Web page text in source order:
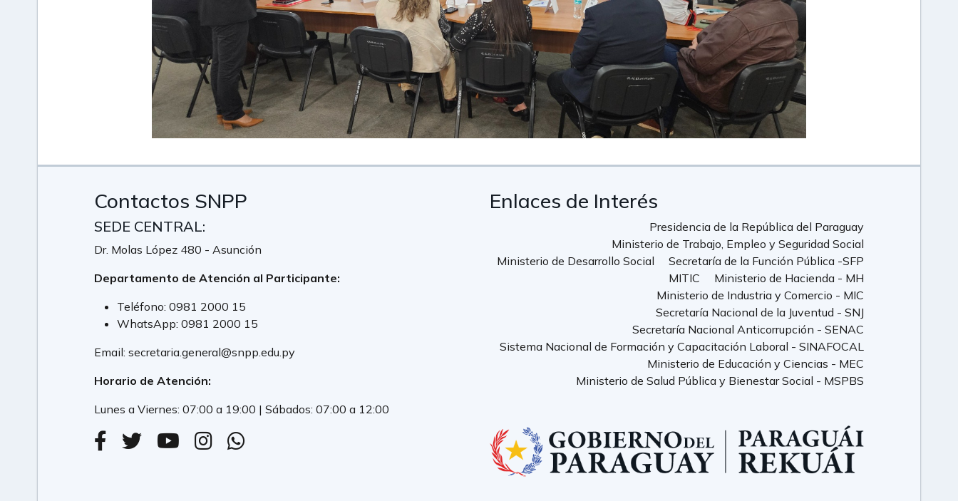
Contactos SNPP
SEDE CENTRAL:
Dr. Molas López 480 - Asunción
Departamento de Atención al Participante:
Teléfono: 0981 2000 15
WhatsApp: 0981 2000 15
Email: secretaria.general@snpp.edu.py
Horario de Atención:
Lunes a Viernes: 07:00 a 19:00 | Sábados: 07:00 a 12:00
Enlaces de Interés
Presidencia de la República del Paraguay
Ministerio de Trabajo, Empleo y Seguridad Social
Ministerio de Desarrollo Social
Secretaría de la Función Pública -SFP
MITIC
Ministerio de Hacienda - MH
Ministerio de Industria y Comercio - MIC
Secretaría Nacional de la Juventud - SNJ
Secretaría Nacional Anticorrupción - SENAC
Sistema Nacional de Formación y Capacitación Laboral - SINAFOCAL
Ministerio de Educación y Ciencias - MEC
Ministerio de Salud Pública y Bienestar Social - MSPBS